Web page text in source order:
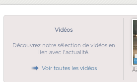
Vidéos
Découvrez notre sélection de vidéos en
lien avec l'actualité.
Voir toutes les vidéos